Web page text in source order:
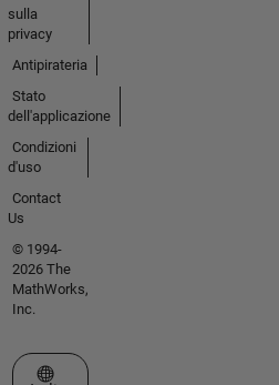
sulla
privacy
Antipirateria
Stato
dell'applicazione
Condizioni
d'uso
Contact
Us
© 1994-
2026 The
MathWorks,
Inc.
Seleziona un sito web